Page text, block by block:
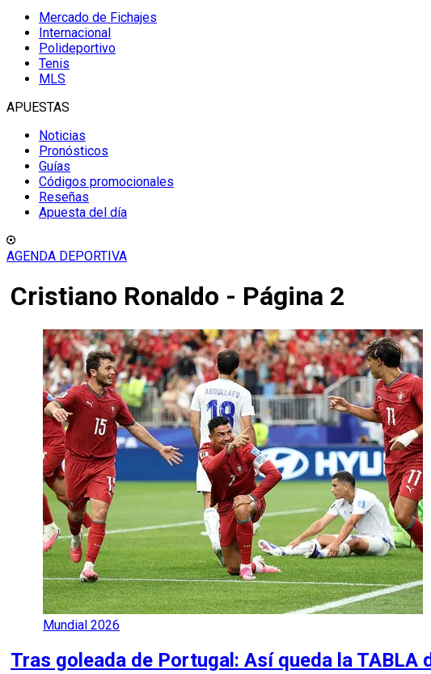
Mercado de Fichajes
Internacional
Polideportivo
Tenis
MLS
APUESTAS
Noticias
Pronósticos
Guías
Códigos promocionales
Reseñas
Apuesta del día
AGENDA DEPORTIVA
Cristiano Ronaldo - Página 2
Mundial 2026
Tras goleada de Portugal: Así queda la TABLA